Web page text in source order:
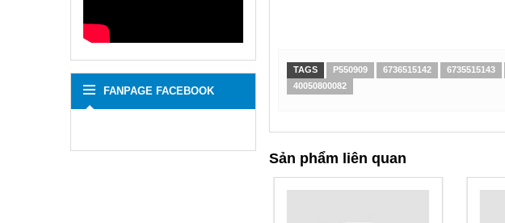
TAGS P550909 6736515142 6735515143
40050800082
Sản phẩm liên quan
FANPAGE FACEBOOK